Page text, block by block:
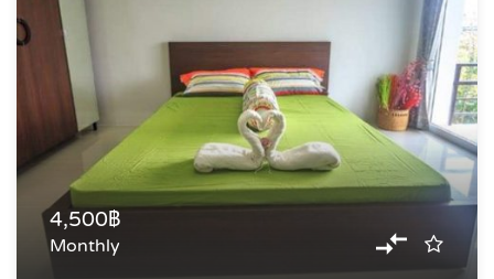
4,500฿
Monthly